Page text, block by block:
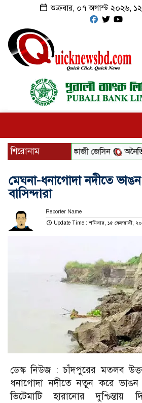
শুক্রবার, ০৭ অগাস্ট ২০২৬,
শিরোনাম
মহাপরিচালক কাজী জেসিন অনৈতিক
মেঘনা-ধনাগোদা নদীতে
বাসিন্দারা
Reporter Name
Update Time : শনিবার, ১৫ ফেব্রুয়ারী,
ডেস্ক নিউজ :চাঁদপুরের মতলব
ধনাগোদা নদীতে নতুন করে ভাঙন
ভিটেমাটি হারানোর